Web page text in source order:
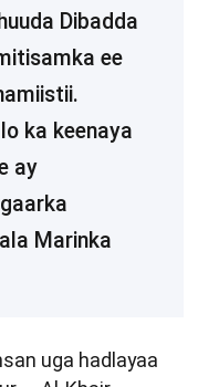
Dibadda
ee
ka keenaya
ay
Marinka
uga hadlayaa